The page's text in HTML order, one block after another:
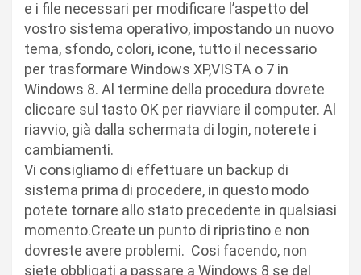
e i file necessari per modificare l’aspetto del
vostro sistema operativo, impostando un nuovo
tema, sfondo, colori, icone, tutto il necessario
per trasformare Windows XP,VISTA o 7 in
Windows 8. Al termine della procedura dovrete
cliccare sul tasto OK per riavviare il computer. Al
riavvio, già dalla schermata di login, noterete i
cambiamenti.
Vi consigliamo di effettuare un backup di
sistema prima di procedere, in questo modo
potete tornare allo stato precedente in qualsiasi
momento.Create un punto di ripristino e non
dovreste avere problemi. Cosi facendo, non
siete obbligati a passare a Windows 8 se del